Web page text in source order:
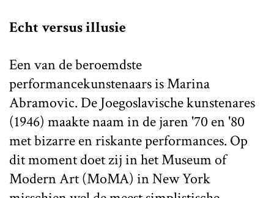
Echt versus illusie
Een van de beroemdste
performancekunstenaars is Marina
Abramovic. De Joegoslavische kunstenares
(1946) maakte naam in de jaren '70 en '80
met bizarre en riskante performances. Op
dit moment doet zij in het Museum of
Modern Art (MoMA) in New York